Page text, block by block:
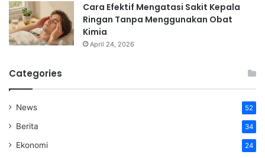
Cara Efektif Mengatasi Sakit Kepala
Ringan Tanpa Menggunakan Obat
Kimia
April 24, 2026
Categories
News 52
Berita 34
Ekonomi 24